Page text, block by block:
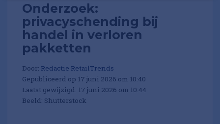
Onderzoek:
privacyschending bij
handel in verloren
pakketten
Door: Redactie RetailTrends
Gepubliceerd op 17 juni 2026 om 10:40
Laatst gewijzigd: 17 juni 2026 om 10:44
Beeld: Shutterstock